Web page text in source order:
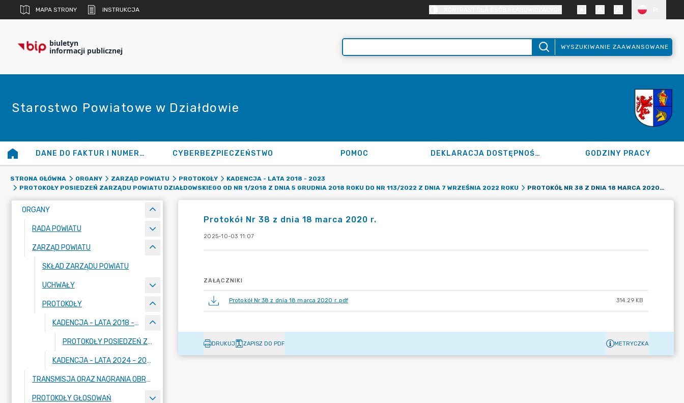
MAPA STRONY INSTRUKCJA
biuletyn
informacji publicznej WYSZUKIWANIE ZAAWANSOWANE
Starostwo Powiatowe w Działdowie
DANE DO FAKTUR I NUMERY KONT CYBERBEZPIECZEŃSTWO POMOC DEKLARACJA DOSTĘPNOŚCI GODZINY PRACY
STRONA GŁÓWNA ORGANY ZARZĄD POWIATU PROTOKOŁY
KADENCJA - LATA 2018 - 2023
PROTOKOŁY POSIEDZEŃ ZARZĄDU POWIATU DZIAŁDOWSKIEGO OD NR 1/2018 Z DNIA 5 GRUDNIA 2018 ROKU DO NR 113/2022 Z DNIA 7 WRZEŚNIA 2022 ROKU
PROTOKÓŁ NR 38 Z DNIA 18 MARCA 2020 R.
ORGANY
RADA POWIATU
ZARZĄD POWIATU
SKŁAD ZARZĄDU POWIATU
UCHWAŁY
PROTOKOŁY
KADENCJA - LATA 2018 - 2023
PROTOKOŁY POSIEDZEŃ ZARZĄDU POWIATU DZIAŁDOWSKIEGO OD NR 1/2018 Z DNIA 5 GRUDNIA 2018 ROKU DO NR 113/2022 Z DNIA 7 WRZEŚNIA 2022 ROKU
KADENCJA - LATA 2024 - 2029
TRANSMISJA ORAZ NAGRANIA OBRAD SESJI
PROTOKOŁY GŁOSOWAŃ
Protokół Nr 38 z dnia 18 marca 2020 r.
2025-10-03 11:07
ZAŁĄCZNIKI
Protokół Nr 38 z dnia 18 marca 2020 r..pdf 314.29 KB
DRUKUJ ZAPISZ DO PDF METRYCZKA